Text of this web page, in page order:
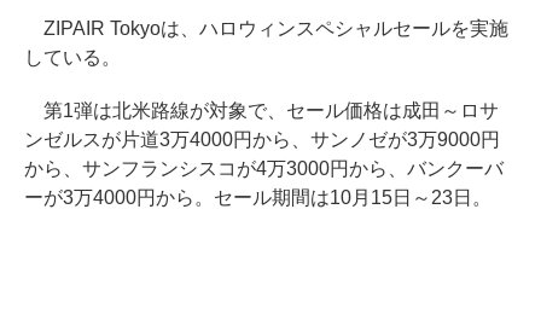
ZIPAIR Tokyoは、ハロウィンスペシャルセールを実施
している。
第1弾は北米路線が対象で、セール価格は成田～ロサ
ンゼルスが片道3万4000円から、サンノゼが3万9000円
から、サンフランシスコが4万3000円から、バンクーバ
ーが3万4000円から。セール期間は10月15日～23日。